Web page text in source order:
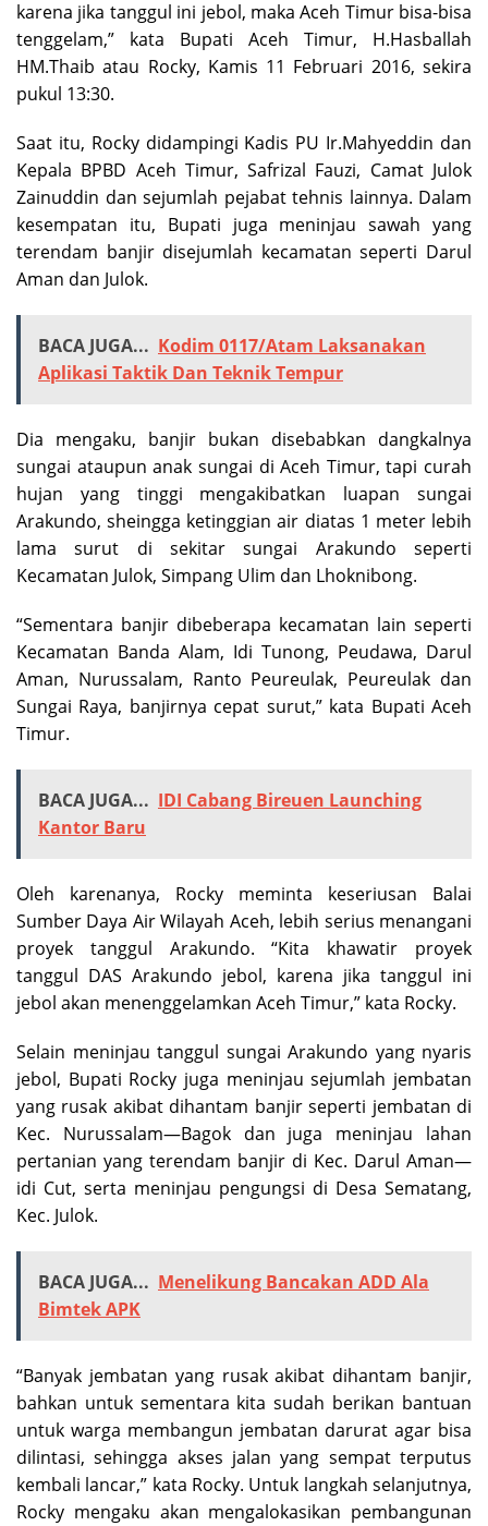
karena jika tanggul ini jebol, maka Aceh Timur bisa-bisa
tenggelam,” kata Bupati Aceh Timur, H.Hasballah
HM.Thaib atau Rocky, Kamis 11 Februari 2016, sekira
pukul 13:30.
Saat itu, Rocky didampingi Kadis PU Ir.Mahyeddin dan
Kepala BPBD Aceh Timur, Safrizal Fauzi, Camat Julok
Zainuddin dan sejumlah pejabat tehnis lainnya. Dalam
kesempatan itu, Bupati juga meninjau sawah yang
terendam banjir disejumlah kecamatan seperti Darul
Aman dan Julok.
BACA JUGA... Kodim 0117/Atam Laksanakan
Aplikasi Taktik Dan Teknik Tempur
Dia mengaku, banjir bukan disebabkan dangkalnya
sungai ataupun anak sungai di Aceh Timur, tapi curah
hujan yang tinggi mengakibatkan luapan sungai
Arakundo, sheingga ketinggian air diatas 1 meter lebih
lama surut di sekitar sungai Arakundo seperti
Kecamatan Julok, Simpang Ulim dan Lhoknibong.
“Sementara banjir dibeberapa kecamatan lain seperti
Kecamatan Banda Alam, Idi Tunong, Peudawa, Darul
Aman, Nurussalam, Ranto Peureulak, Peureulak dan
Sungai Raya, banjirnya cepat surut,” kata Bupati Aceh
Timur.
BACA JUGA... IDI Cabang Bireuen Launching
Kantor Baru
Oleh karenanya, Rocky meminta keseriusan Balai
Sumber Daya Air Wilayah Aceh, lebih serius menangani
proyek tanggul Arakundo. “Kita khawatir proyek
tanggul DAS Arakundo jebol, karena jika tanggul ini
jebol akan menenggelamkan Aceh Timur,” kata Rocky.
Selain meninjau tanggul sungai Arakundo yang nyaris
jebol, Bupati Rocky juga meninjau sejumlah jembatan
yang rusak akibat dihantam banjir seperti jembatan di
Kec. Nurussalam—Bagok dan juga meninjau lahan
pertanian yang terendam banjir di Kec. Darul Aman—
idi Cut, serta meninjau pengungsi di Desa Sematang,
Kec. Julok.
BACA JUGA... Menelikung Bancakan ADD Ala
Bimtek APK
“Banyak jembatan yang rusak akibat dihantam banjir,
bahkan untuk sementara kita sudah berikan bantuan
untuk warga membangun jembatan darurat agar bisa
dilintasi, sehingga akses jalan yang sempat terputus
kembali lancar,” kata Rocky. Untuk langkah selanjutnya,
Rocky mengaku akan mengalokasikan pembangunan